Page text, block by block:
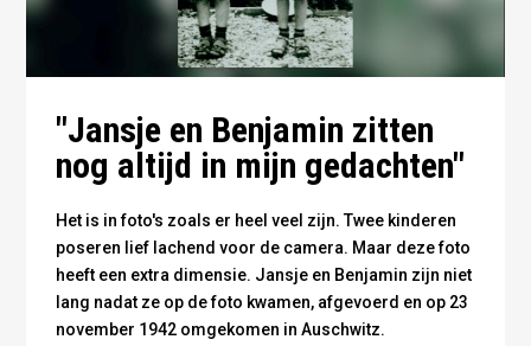
"Jansje en Benjamin zitten
nog altijd in mijn gedachten"
Het is in foto's zoals er heel veel zijn. Twee kinderen
poseren lief lachend voor de camera. Maar deze foto
heeft een extra dimensie. Jansje en Benjamin zijn niet
lang nadat ze op de foto kwamen, afgevoerd en op 23
november 1942 omgekomen in Auschwitz.